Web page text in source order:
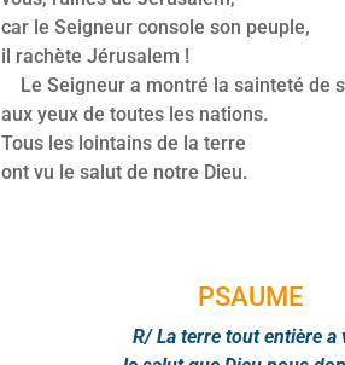
car le Seigneur console son peuple,
il rachète Jérusalem !
Le Seigneur a montré la sainteté de
aux yeux de toutes les nations.
Tous les lointains de la terre
ont vu le salut de notre Dieu.
PSAUME
R/ La terre tout entière a